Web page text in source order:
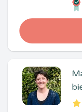
5
1
5
15